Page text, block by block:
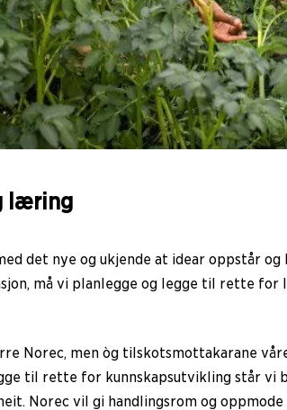
læring
det nye og ukjende at idear oppstår
må vi planlegge og legge til rette
Norec, men òg tilskotsmottakarane
til rette for kunnskapsutvikling står vi
Norec vil gi handlingsrom og